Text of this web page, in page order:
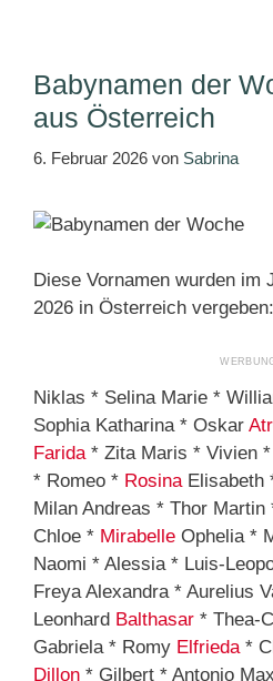
Babynamen der
aus Österreich
6. Februar 2026 von Sabrina
Diese Vornamen wurden im
2026 in Österreich vergeben:
Niklas * Selina Marie *
Sophia Katharina * Oskar
Farida * Zita Maris * Vivien
* Romeo * Rosina Elisabeth
Milan Andreas * Thor
Chloe * Mirabelle Ophelia *
Naomi * Alessia * Luis-
Freya Alexandra * Aurelius
Leonhard Balthasar * Thea-
Gabriela * Romy Elfrieda *
Dillon * Gilbert * Antonio